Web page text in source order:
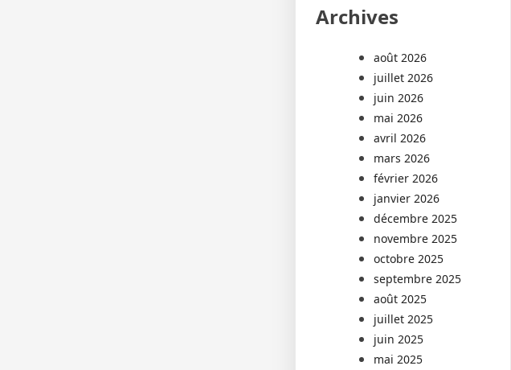
Archives
août 2026
juillet 2026
juin 2026
mai 2026
avril 2026
mars 2026
février 2026
janvier 2026
décembre 2025
novembre 2025
octobre 2025
septembre 2025
août 2025
juillet 2025
juin 2025
mai 2025